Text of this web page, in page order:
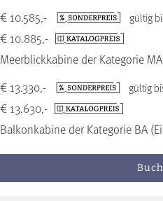
Meerblickkabine der Kategorie
€ 10.585,- gültig
€ 10.885,-
Balkonkabine der Kategorie BA
€ 13.330,- gültig
€ 13.630,-